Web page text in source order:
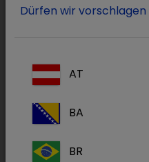
Pulver zum
Dürfen wir vorschlagen
AT
BA
BR